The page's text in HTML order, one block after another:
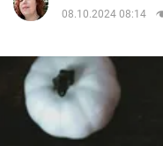
Polityka
08.10.2024 08:14